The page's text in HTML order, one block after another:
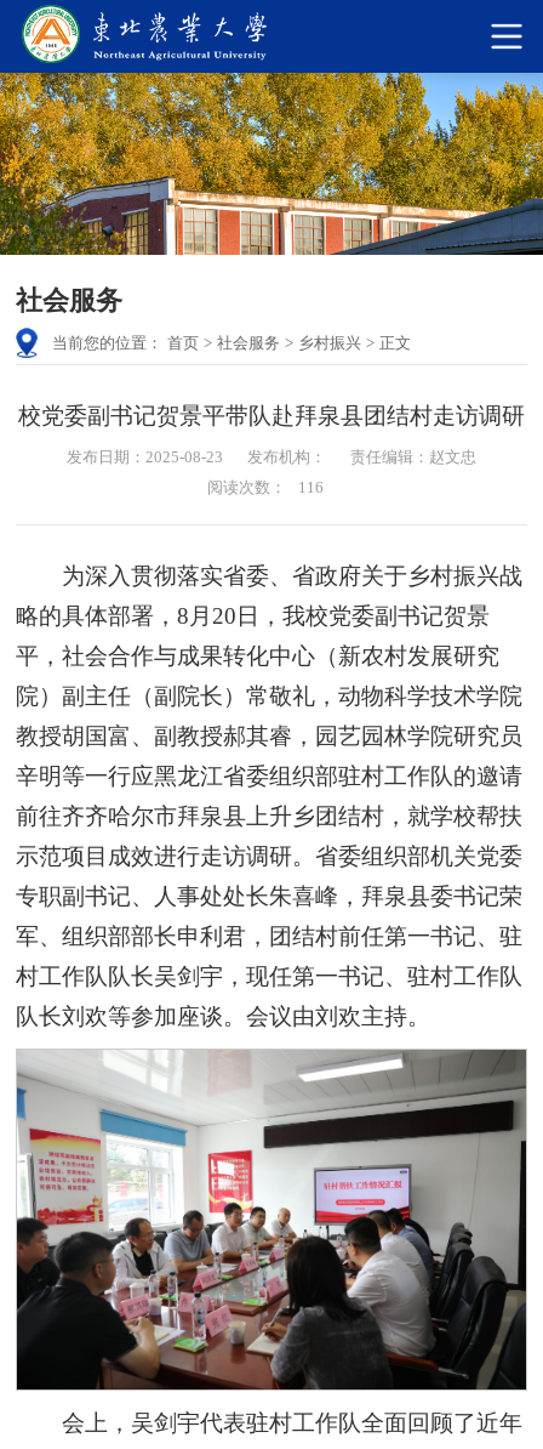
社会服务
当前您的位置： 首页 > 社会服务 > 乡村振兴 > 正文
校党委副书记贺景平带队赴拜泉县团结村走访调研
发布日期：2025-08-23 发布机构：
责任编辑：赵文忠
阅读次数：
116
为深入贯彻落实省委、省政府关于乡村振兴战
略的具体部署，8月20日，我校党委副书记贺景
平，社会合作与成果转化中心（新农村发展研究
院）副主任（副院长）常敬礼，动物科学技术学院
教授胡国富、副教授郝其睿， 园艺园林学院研究员
辛明等一行应黑龙江省委组织部驻村工作队的邀请
前往齐齐哈尔市拜泉县上升乡团结村，就学校帮扶
示范项目成效进行走访调研。省委组织部机关党委
专职副书记、人事处处长朱喜峰，拜泉县委书记荣
军、组织部部长申利君，团结村前任第一书记、驻
村工作队队长吴剑宇，现任第一书记、驻村工作队
队长刘欢等参加座谈。会议由刘欢主持。
会上，吴剑宇代表驻村工作队全面回顾了近年